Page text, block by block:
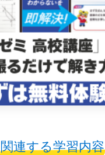
関連する学習内容